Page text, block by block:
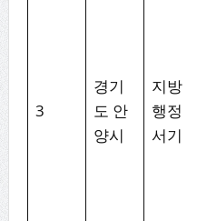
3
경기
도 안
양시
지방
행정
서기